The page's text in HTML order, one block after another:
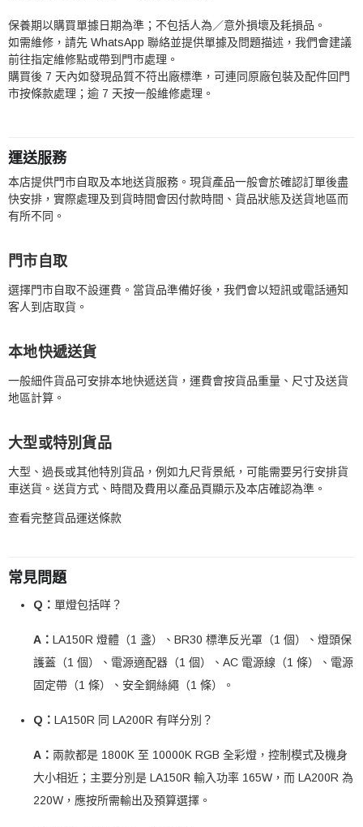
保養期以購買單據日期為準；不包括人為／意外損壞及耗損品。
如需維修，請先 WhatsApp 聯絡並提供單據及問題描述，我們會建議
前往指定維修點或帶到門市處理。
購買後 7 天內如發現品質不符出廠標準，可連同原廠包裝及配件回門
市按條款處理；逾 7 天按一般維修處理。
運送服務
本店提供門市自取及本地送貨服務。現貨產品一般會於確認訂單後盡
快安排，實際處理及到貨時間會因付款時間、貨品狀態及送貨地區而
有所不同。
門市自取
選擇門市自取不設運費。當貨品準備好後，我們會以短訊或電話通知
客人到店取貨。
本地快遞送貨
一般細件貨品可安排本地快遞送貨，運費會按貨品重量、尺寸及送貨
地區計算。
大型或特別貨品
大型、過長或其他特別貨品，例如九尺背景紙，可能需要另行安排貨
車送貨。送貨方式、時間及費用以產品頁顯示及本店確認為準。
查看完整貨品運送條款
常見問題
Q： 單燈包括咩？
A：LA150R 燈體（1 盞）、BR30 標準反光罩（1 個）、燈頭保
護蓋（1 個）、電源適配器（1 個）、AC 電源線（1 條）、電源
固定帶（1 條）、安全鋼絲繩（1 條）。
Q：LA150R 同 LA200R 有咩分別？
A： 兩款都是 1800K 至 10000K RGB 全彩燈，控制模式及機身
大小相近；主要分別是 LA150R 輸入功率 165W，而 LA200R 為
220W，應按所需輸出及預算選擇。